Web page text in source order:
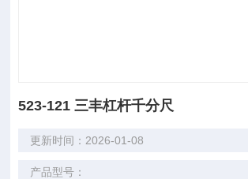
523-121 三丰杠杆千分尺
更新时间：2026-01-08
产品型号：